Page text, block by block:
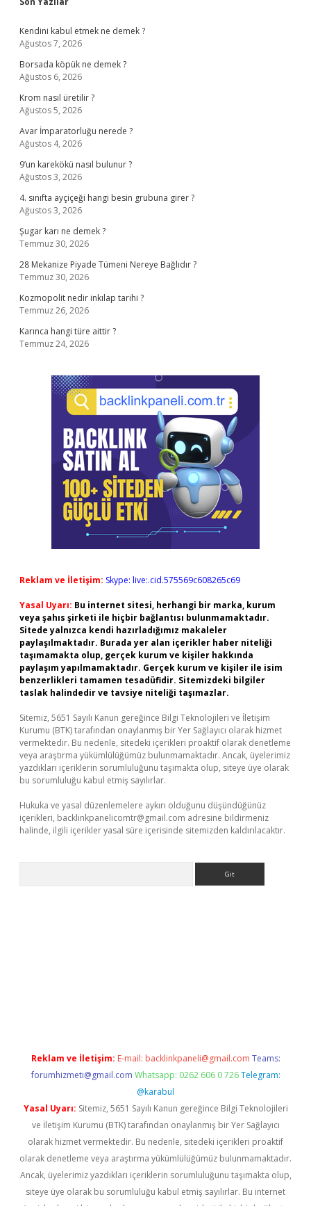
Sidebar
Kendini kabul etmek ne demek ?
Ağustos 7, 2026
Borsada köpük ne demek ?
Ağustos 6, 2026
Krom nasıl üretilir ?
Ağustos 5, 2026
Avar İmparatorluğu nerede ?
Ağustos 4, 2026
9’un karekökü nasıl bulunur ?
Ağustos 3, 2026
4. sınıfta ayçiçeği hangi besin grubuna girer ?
Ağustos 3, 2026
Şugar karı ne demek ?
Temmuz 30, 2026
28 Mekanize Piyade Tümeni Nereye Bağlıdır ?
Temmuz 30, 2026
Kozmopolit nedir inkılap tarihi ?
Temmuz 26, 2026
Karınca hangi türe aittir ?
Temmuz 24, 2026
Reklam ve İletişim: Skype: live:.cid.575569c608265c69
Yasal Uyarı: Bu internet sitesi, herhangi bir marka, kurum
veya şahıs şirketi ile hiçbir bağlantısı bulunmamaktadır.
Sitede yalnızca kendi hazırladığımız makaleler
paylaşılmaktadır. Burada yer alan içerikler haber niteliği
taşımamakta olup, gerçek kurum ve kişiler hakkında
paylaşım yapılmamaktadır. Gerçek kurum ve kişiler ile isim
benzerlikleri tamamen tesadüfidir. Sitemizdeki bilgiler
taslak halindedir ve tavsiye niteliği taşımazlar.
Sitemiz, 5651 Sayılı Kanun gereğince Bilgi Teknolojileri ve İletişim
Kurumu (BTK) tarafından onaylanmış bir Yer Sağlayıcı olarak hizmet
vermektedir. Bu nedenle, sitedeki içerikleri proaktif olarak denetleme
veya araştırma yükümlülüğümüz bulunmamaktadır. Ancak, üyelerimiz
yazdıkları içeriklerin sorumluluğunu taşımakta olup, siteye üye olarak
bu sorumluluğu kabul etmiş sayılırlar.
Hukuka ve yasal düzenlemelere aykırı olduğunu düşündüğünüz
içerikleri, backlinkpanelicomtr@gmail.com adresine bildirmeniz
halinde, ilgili içerikler yasal süre içerisinde sitemizden kaldırılacaktır.
Reklam ve İletişim: E-mail: backlinkpaneli@gmail.com Teams:
forumhizmeti@gmail.com Whatsapp: 0262 606 0 726 Telegram:
@karabul
Yasal Uyarı: Sitemiz, 5651 Sayılı Kanun gereğince Bilgi Teknolojileri
ve İletişim Kurumu (BTK) tarafından onaylanmış bir Yer Sağlayıcı
olarak hizmet vermektedir. Bu nedenle, sitedeki içerikleri proaktif
olarak denetleme veya araştırma yükümlülüğümüz bulunmamaktadır.
Ancak, üyelerimiz yazdıkları içeriklerin sorumluluğunu taşımakta olup,
siteye üye olarak bu sorumluluğu kabul etmiş sayılırlar. Bu internet